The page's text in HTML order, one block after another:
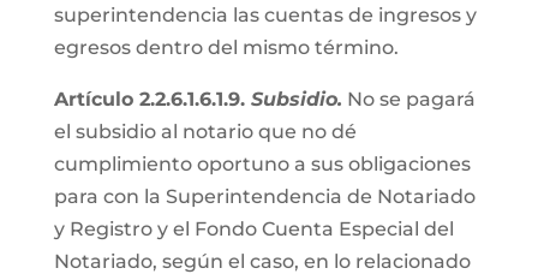
superintendencia las cuentas de ingresos y
egresos dentro del mismo término.
Artículo 2.2.6.1.6.1.9. Subsidio. No se pagará
el subsidio al notario que no dé
cumplimiento oportuno a sus obligaciones
para con la Superintendencia de Notariado
y Registro y el Fondo Cuenta Especial del
Notariado, según el caso, en lo relacionado